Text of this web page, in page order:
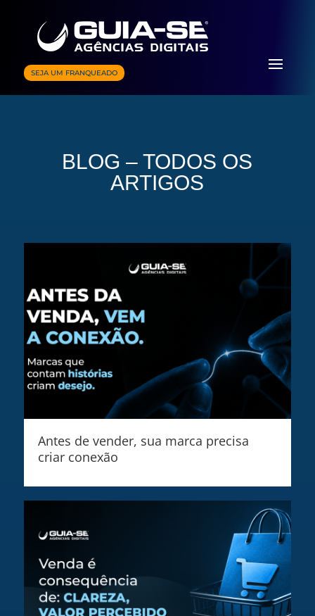
SEJA UM FRANQUEADO
BLOG – TODOS OS
ARTIGOS
Antes de vender, sua marca precisa
criar conexão